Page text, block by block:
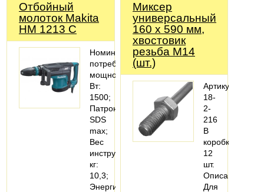
Отбойный
молоток Makita
HM 1213 C
Номинальная
потребляемая
мощность,
Вт:
1500;
Патрон:
SDS
max;
Вес
инструмента,
кг:
10,3;
Энергия
Миксер
универсальный
160 х 590 мм,
хвостовик
резьба М14
(шт.)
Артикул:
18-
2-
216
В
коробке:
12
шт.
Описание:
Для